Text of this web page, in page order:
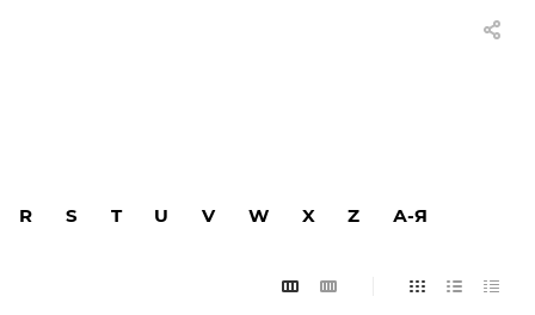
R S T U V W X Z А-Я